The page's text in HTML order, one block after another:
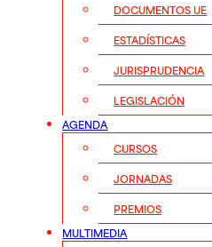
DOCUMENTOS UE
ESTADÍSTICAS
JURISPRUDENCIA
LEGISLACIÓN
AGENDA
CURSOS
JORNADAS
PREMIOS
MULTIMEDIA